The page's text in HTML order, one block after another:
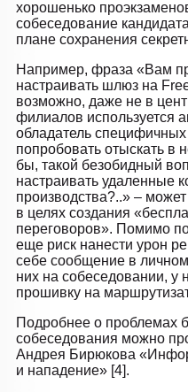
хорошенько
собеседование
плане сохранения
Например, фраза «Вам
настраивать шлюз на
возможно, даже не в
филиалов используется
обладатель
попробовать отыскать в
бы, такой безобидный
настраивать удаленные
производства?..» –
в целях создания
переговоров». Помимо
еще риск нанести урон
себе сообщение в
них на собеседовании, у
прошивку на
Подробнее о проблемах
собеседования можно
Андрея Бирюкова
и нападение» [4].